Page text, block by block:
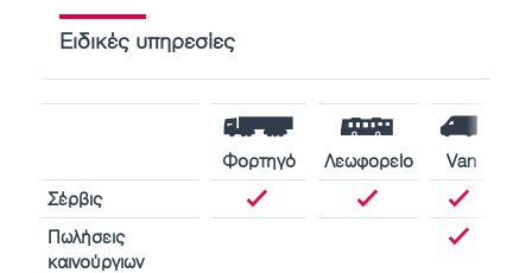
Ειδικές υπηρεσίες
Φορτηγό Λεωφορείο
Van
Σέρβις
Πωλήσεις
καινούργιων